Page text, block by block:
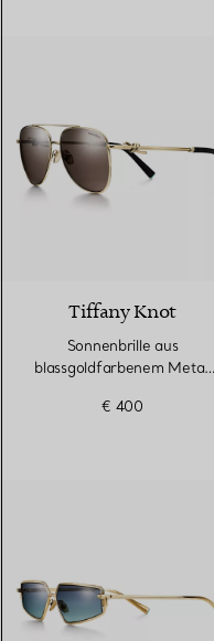
Tiffany Knot
Sonnenbrille aus
blassgoldfarbenem Metall
€ 400